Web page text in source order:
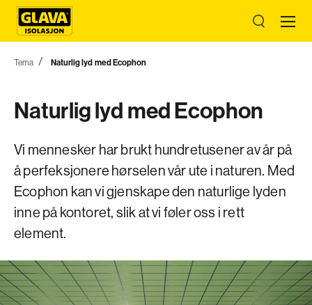
Tema Naturlig lyd med Ecophon
Naturlig lyd med Ecophon
Vi mennesker har brukt hundretusener av år på
å perfeksjonere hørselen vår ute i naturen. Med
Ecophon kan vi gjenskape den naturlige lyden
inne på kontoret, slik at vi føler oss i rett
element.